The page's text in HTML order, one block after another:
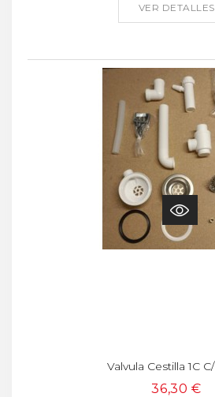
VER DETALLES
Valvula Cestilla 1C
36,30 €